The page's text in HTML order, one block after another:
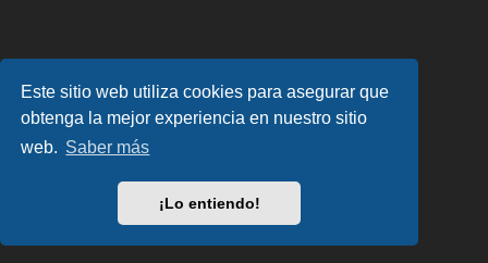
Este sitio web utiliza cookies para asegurar que
obtenga la mejor experiencia en nuestro sitio
web. Saber más
¡Lo entiendo!